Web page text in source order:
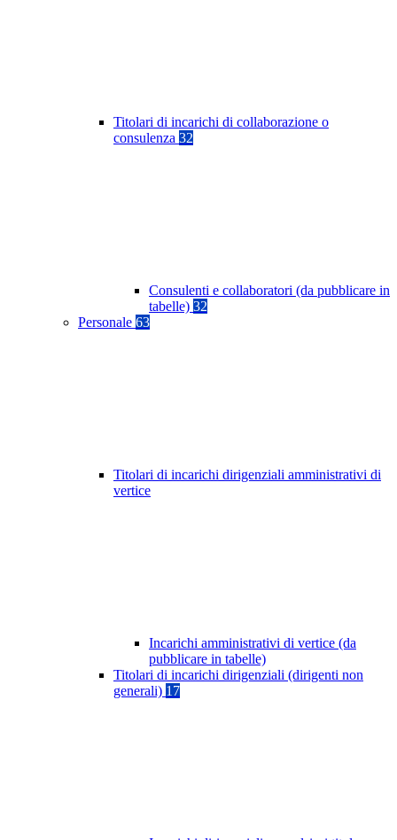
Titolari di incarichi di collaborazione o
consulenza 32
Consulenti e collaboratori (da pubblicare in
tabelle) 32
Personale 63
Titolari di incarichi dirigenziali amministrativi di
vertice
Incarichi amministrativi di vertice (da
pubblicare in tabelle)
Titolari di incarichi dirigenziali (dirigenti non
generali) 17